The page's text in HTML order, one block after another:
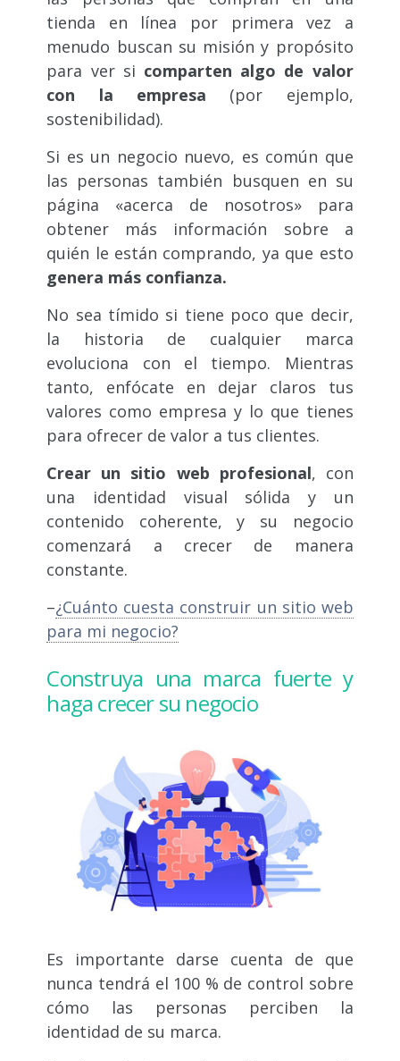
tienda en línea por primera vez a
menudo buscan su misión y propósito
para ver si comparten algo de valor
con la empresa (por ejemplo,
sostenibilidad).
Si es un negocio nuevo, es común que
las personas también busquen en su
página «acerca de nosotros» para
obtener más información sobre a
quién le están comprando, ya que esto
genera más confianza.
No sea tímido si tiene poco que decir,
la historia de cualquier marca
evoluciona con el tiempo. Mientras
tanto, enfócate en dejar claros tus
valores como empresa y lo que tienes
para ofrecer de valor a tus clientes.
Crear un sitio web profesional, con
una identidad visual sólida y un
contenido coherente, y su negocio
comenzará a crecer de manera
constante.
–¿Cuánto cuesta construir un sitio web
para mi negocio?
Construya una marca fuerte y
haga crecer su negocio
Es importante darse cuenta de que
nunca tendrá el 100 % de control sobre
cómo las personas perciben la
identidad de su marca.